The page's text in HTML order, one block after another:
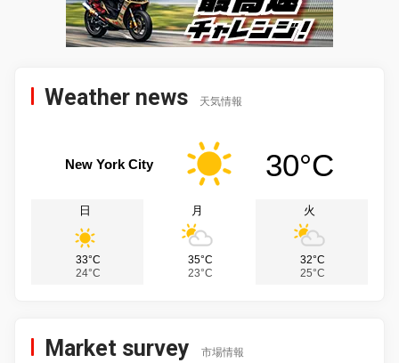
Weather news 天気情報
New York City 30°C
日
33°C
24°C
月
35°C
23°C
火
32°C
25°C
Market survey 市場情報